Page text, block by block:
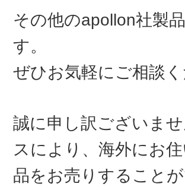
その他のapollon社製
す。
ぜひお気軽にご相談
誠に申し訳ございま
スにより、海外にお
品をお売りすること